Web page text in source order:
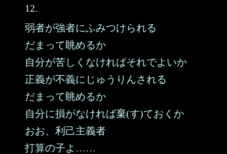
12.
弱者が強者にふみつけられる
だまって眺めるか
自分が苦しくなければそれでよいか
正義が不義にじゅうりんされる
だまって眺めるか
自分に損がなければ棄(す)ておくか
おお、利己主義者
打算の子よ……